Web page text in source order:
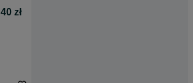
40 zł